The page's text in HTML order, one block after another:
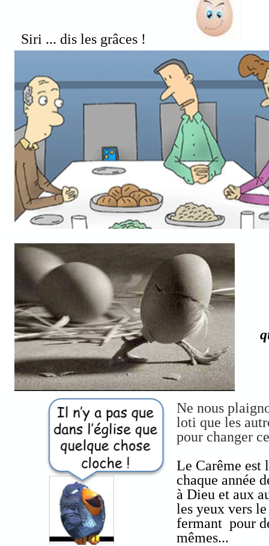
Siri ... dis les grâces !
Ne nous
loti que les
pour changer
Le Carême est
chaque année
à Dieu et aux
les yeux vers
fermant pour
mêmes...